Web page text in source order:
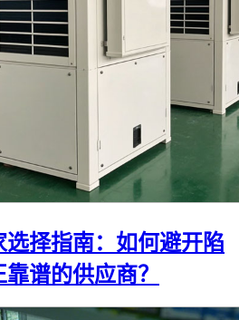
选择指南：如何避开陷
谱的供应商？